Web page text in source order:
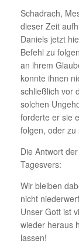
Schadrach,
dieser Zeit
Daniels jetzt
Befehl zu
an ihrem
konnte ihnen
schließlich vor
solchen
forderte er sie
folgen, oder zu
Die Antwort
Tagesvers:
Wir bleiben
nicht
Unser Gott ist
wieder heraus
lassen!